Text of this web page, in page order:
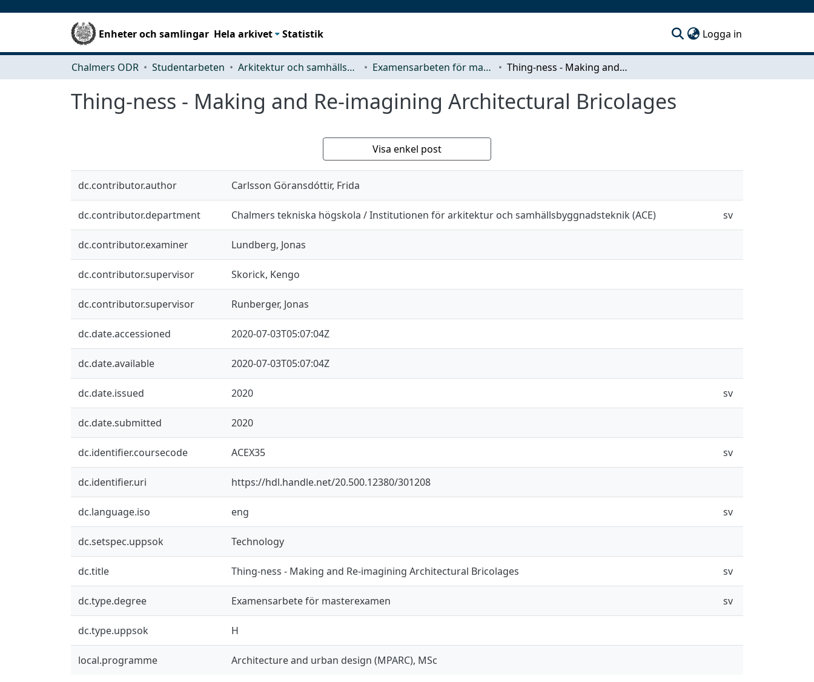
Enheter och samlingar Hela arkivet Statistik Logga in
Chalmers ODR Studentarbeten Arkitektur och samhällsbyggnadsteknik (ACE) Examensarbeten för masterexamen Thing-ness - Making and Re-imagining Architectural Bricolages
Thing-ness - Making and Re-imagining Architectural Bricolages
Visa enkel post
dc.contributor.author Carlsson Göransdóttir, Frida
dc.contributor.department Chalmers tekniska högskola / Institutionen för arkitektur och samhällsbyggnadsteknik (ACE) sv
dc.contributor.examiner Lundberg, Jonas
dc.contributor.supervisor Skorick, Kengo
dc.contributor.supervisor Runberger, Jonas
dc.date.accessioned 2020-07-03T05:07:04Z
dc.date.available 2020-07-03T05:07:04Z
dc.date.issued 2020 sv
dc.date.submitted 2020
dc.identifier.coursecode ACEX35 sv
dc.identifier.uri https://hdl.handle.net/20.500.12380/301208
dc.language.iso eng sv
dc.setspec.uppsok Technology
dc.title Thing-ness - Making and Re-imagining Architectural Bricolages sv
dc.type.degree Examensarbete för masterexamen sv
dc.type.uppsok H
local.programme Architecture and urban design (MPARC), MSc